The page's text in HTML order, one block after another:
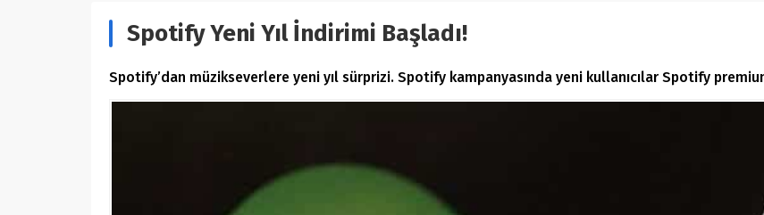
Spotify Yeni Yıl İndirimi Başladı!
Spotify’dan müzikseverlere yeni yıl sürprizi. Spotify kampanyasında yeni kullanıcılar Spotify